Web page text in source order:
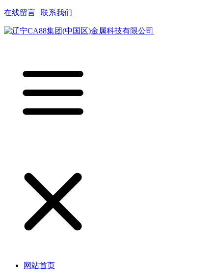
在线留言 联系我们
网站首页